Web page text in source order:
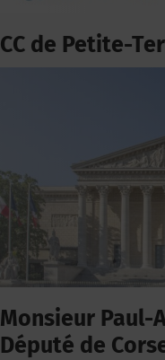
CC de Petite-
Monsieur Paul-
Député de